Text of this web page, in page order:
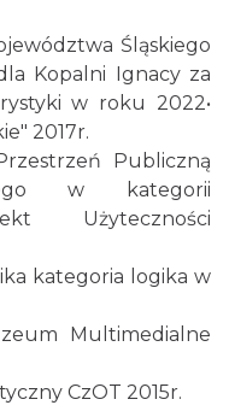
Śląskiego
Kopalni Ignacy za
w roku 2022•
2017r.
Publiczną
w kategorii
Użyteczności
kategoria logika w
Multimedialne
CzOT 2015r.